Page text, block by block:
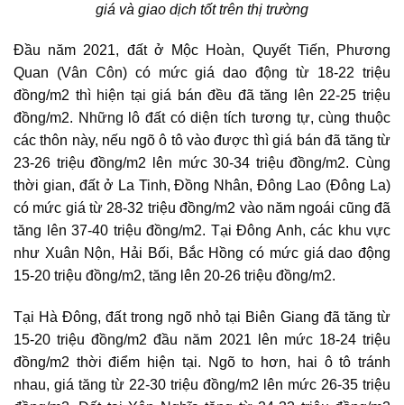
giá và giao dịch tốt trên thị trường
Đầu năm 2021, đất ở Mộc Hoàn, Quyết Tiến, Phương
Quan (Vân Côn) có mức giá dao động từ 18-22 triệu
đồng/m2 thì hiện tại giá bán đều đã tăng lên 22-25 triệu
đồng/m2. Những lô đất có diện tích tương tự, cùng thuộc
các thôn này, nếu ngõ ô tô vào được thì giá bán đã tăng từ
23-26 triệu đồng/m2 lên mức 30-34 triệu đồng/m2. Cùng
thời gian, đất ở La Tinh, Đồng Nhân, Đông Lao (Đông La)
có mức giá từ 28-32 triệu đồng/m2 vào năm ngoái cũng đã
tăng lên 37-40 triệu đồng/m2. Tại Đông Anh, các khu vực
như Xuân Nộn, Hải Bối, Bắc Hồng có mức giá dao động
15-20 triệu đồng/m2, tăng lên 20-26 triệu đồng/m2.
Tại Hà Đông, đất trong ngõ nhỏ tại Biên Giang đã tăng từ
15-20 triệu đồng/m2 đầu năm 2021 lên mức 18-24 triệu
đồng/m2 thời điểm hiện tại. Ngõ to hơn, hai ô tô tránh
nhau, giá tăng từ 22-30 triệu đồng/m2 lên mức 26-35 triệu